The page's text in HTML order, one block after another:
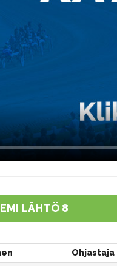
LÄHTÖ 8
Ohjastaja